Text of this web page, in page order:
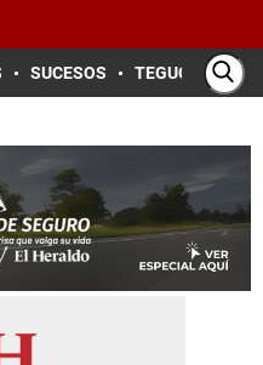
SUCESOS TEGUCIGALPA